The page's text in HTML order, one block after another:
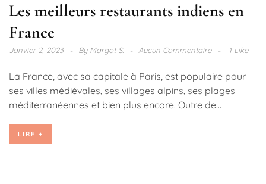
Les meilleurs restaurants indiens en
France
Janvier 2, 2023 ByMargot S. Aucun Commentaire 1 Like
La France, avec sa capitale à Paris, est populaire pour
ses villes médiévales, ses villages alpins, ses plages
méditerranéennes et bien plus encore. Outre de...
LIRE +